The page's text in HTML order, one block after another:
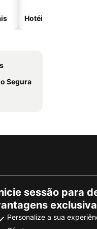
Hotéis com spa
Segura
sessão para
Personalize a sua